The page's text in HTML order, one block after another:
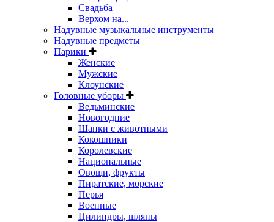
Свадьба
Верхом на...
Надувные музыкальные инструменты
Надувные предметы
Парики
Женские
Мужские
Клоунские
Головные уборы
Ведьминские
Новогодние
Шапки с животными
Кокошники
Королевские
Национальные
Овощи, фрукты
Пиратские, морские
Перья
Военные
Цилиндры, шляпы